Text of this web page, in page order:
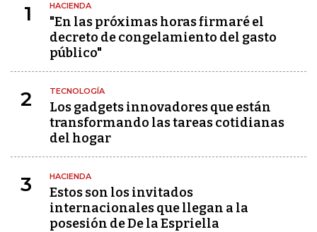
1 HACIENDA
"En las próximas horas firmaré el
decreto de congelamiento del gasto
público"
2 TECNOLOGÍA
Los gadgets innovadores que están
transformando las tareas cotidianas
del hogar
3 HACIENDA
Estos son los invitados
internacionales que llegan a la
posesión de De la Espriella